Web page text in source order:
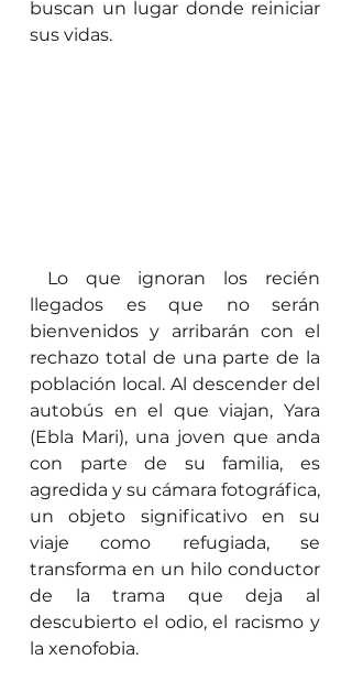
buscan un lugar donde reiniciar
sus vidas.
Lo que ignoran los recién
llegados es que no serán
bienvenidos y arribarán con el
rechazo total de una parte de la
población local. Al descender del
autobús en el que viajan, Yara
(Ebla Mari), una joven que anda
con parte de su familia, es
agredida y su cámara fotográfica,
un objeto significativo en su
viaje como refugiada, se
transforma en un hilo conductor
de la trama que deja al
descubierto el odio, el racismo y
la xenofobia.